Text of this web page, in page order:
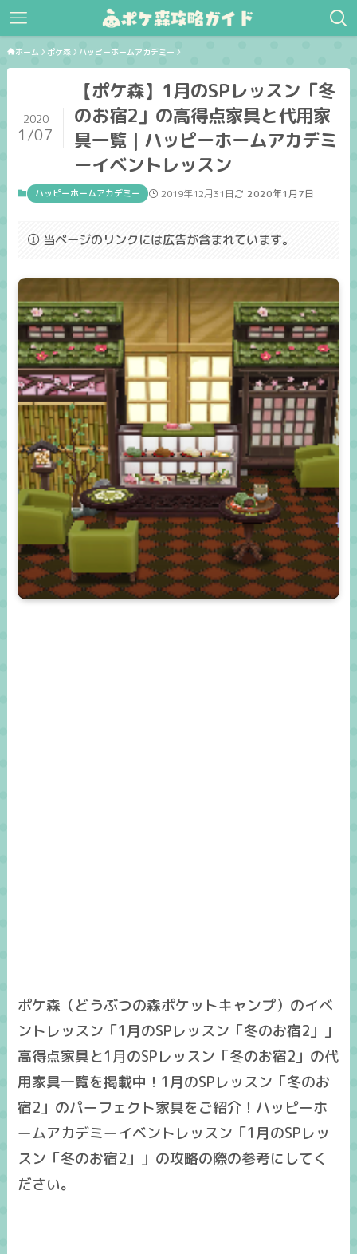
ホーム ポケ森 ハッピーホームアカデミー
【ポケ森】1月のSPレッスン「冬
のお宿2」の高得点家具と代用家
具一覧｜ハッピーホームアカデミ
ーイベントレッスン
2020
1/07
ハッピーホームアカデミー 2019年12月31日 2020年1月7日
当ページのリンクには広告が含まれています。
ポケ森（どうぶつの森ポケットキャンプ）のイベ
ントレッスン「1月のSPレッスン「冬のお宿2」」
高得点家具と1月のSPレッスン「冬のお宿2」の代
用家具一覧を掲載中！1月のSPレッスン「冬のお
宿2」のパーフェクト家具をご紹介！ハッピーホ
ームアカデミーイベントレッスン「1月のSPレッ
スン「冬のお宿2」」の攻略の際の参考にしてく
ださい。